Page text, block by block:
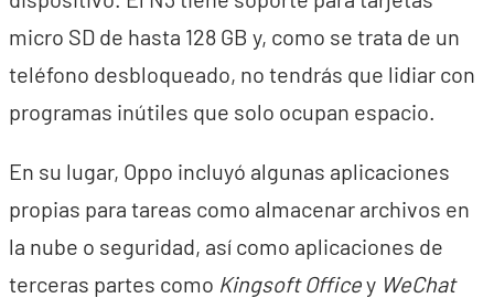
micro SD de hasta 128 GB y, como se trata de un
teléfono desbloqueado, no tendrás que lidiar con
programas inútiles que solo ocupan espacio.
En su lugar, Oppo incluyó algunas aplicaciones
propias para tareas como almacenar archivos en
la nube o seguridad, así como aplicaciones de
terceras partes como Kingsoft Officey WeChat